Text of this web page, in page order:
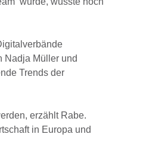
Nadja Müller und
Trends der
erzählt Rabe.
in Europa und